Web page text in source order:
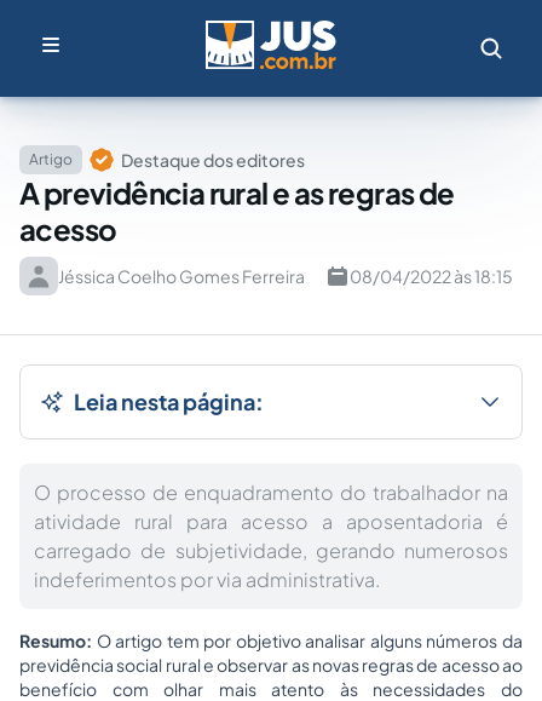
Artigo Destaque dos editores
A previdência rural e as regras de
acesso
Jéssica Coelho Gomes Ferreira 08/04/2022 às 18:15
Leia nesta página:
O processo de enquadramento do trabalhador na
atividade rural para acesso a aposentadoria é
carregado de subjetividade, gerando numerosos
indeferimentos por via administrativa.
Resumo: O artigo tem por objetivo analisar alguns números da
previdência social rural e observar as novas regras de acesso ao
benefício com olhar mais atento às necessidades do